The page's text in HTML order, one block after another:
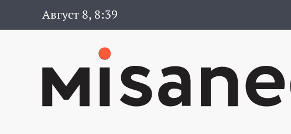
Август 8, 8:39